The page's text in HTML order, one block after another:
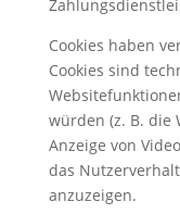
Cookies haben
Cookies sind
würden (z. B. die
Anzeige von
das
anzuzeigen.